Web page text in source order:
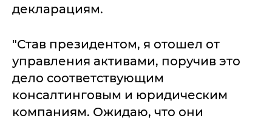
декларациям.
"Став президентом, я отошел от
управления активами, поручив это
дело соответствующим
консалтинговым и юридическим
компаниям. Ожидаю, что они